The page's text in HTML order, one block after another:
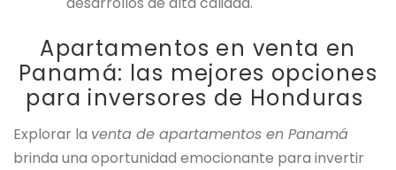
Apartamentos en venta en
Panamá: las mejores opciones
para inversores de Honduras
Explorar la venta de apartamentos en Panamá
brinda una oportunidad emocionante para invertir